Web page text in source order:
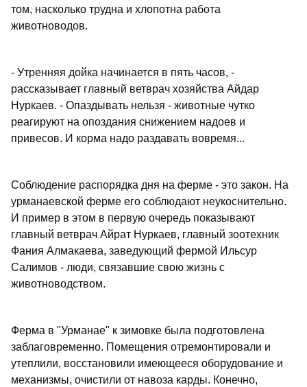
том, насколько трудна и хлопотна работа
животноводов.
- Утренняя дойка начинается в пять часов, -
рассказывает главный ветврач хозяйства Айдар
Нуркаев. - Опаздывать нельзя - животные чутко
реагируют на опоздания снижением надоев и
привесов. И корма надо раздавать вовремя...
Соблюдение распорядка дня на ферме - это закон. На
урманаевской ферме его соблюдают неукоснительно.
И пример в этом в первую очередь показывают
главный ветврач Айрат Нуркаев, главный зоотехник
Фания Алмакаева, заведующий фермой Ильсур
Салимов - люди, связавшие свою жизнь с
животноводством.
Ферма в "Урманае" к зимовке была подготовлена
заблаговременно. Помещения отремонтировали и
утеплили, восстановили имеющееся оборудование и
механизмы, очистили от навоза карды. Конечно,